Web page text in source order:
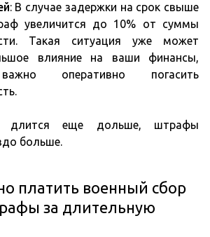
: В случае задержки на срок свыше
увеличится до 10% от суммы
Такая ситуация уже может
влияние на ваши финансы,
оперативно погасить
длится еще дольше, штрафы
больше.
платить военный сбор
за длительную